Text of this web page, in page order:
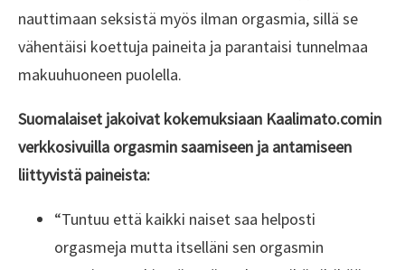
nauttimaan seksistä myös ilman orgasmia, sillä se
vähentäisi koettuja paineita ja parantaisi tunnelmaa
makuuhuoneen puolella.
Suomalaiset jakoivat kokemuksiaan Kaalimato.comin
verkkosivuilla orgasmin saamiseen ja antamiseen
liittyvistä paineista:
“Tuntuu että kaikki naiset saa helposti
orgasmeja mutta itselläni sen orgasmin